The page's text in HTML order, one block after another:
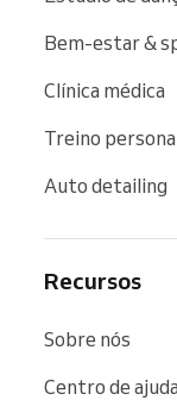
Bem-estar &
Clínica médica
Treino
Auto detailing
Recursos
Sobre nós
Centro de ajuda